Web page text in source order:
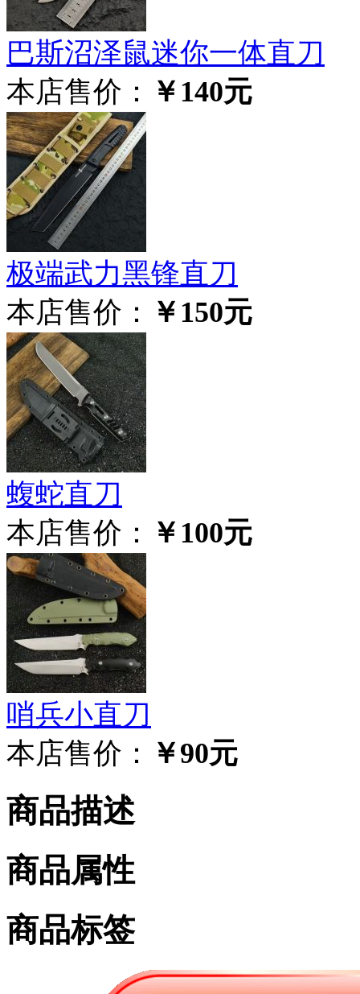
巴斯沼泽鼠迷你一体直刀
本店售价： ￥140元
极‮武端‬力黑锋直刀
本店售价： ￥150元
蝮蛇直刀
本店售价： ￥100元
哨兵小直刀
本店售价： ￥90元
商品描述
商品属性
商品标签